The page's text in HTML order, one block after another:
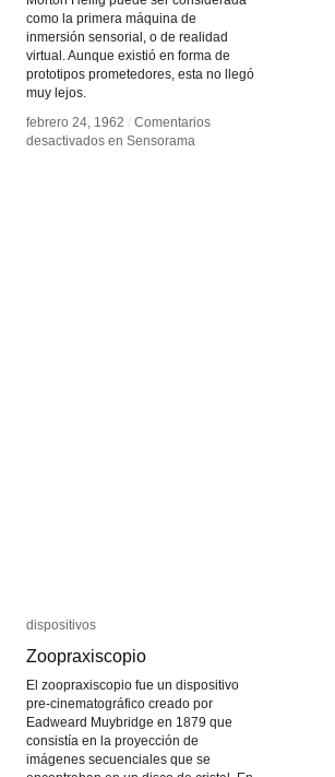
como la primera máquina de
inmersión sensorial, o de realidad
virtual. Aunque existió en forma de
prototipos prometedores, esta no llegó
muy lejos.
febrero 24, 1962 / Comentarios
desactivados en Sensorama
febrero 24, 1962 / Comentarios
desactivados en Sensorama
dispositivos
Zoopraxiscopio
El zoopraxiscopio fue un dispositivo
pre-cinematográfico creado por
Eadweard Muybridge en 1879 que
consistía en la proyección de
imágenes secuenciales que se
dispositivos
Zoopraxiscopio